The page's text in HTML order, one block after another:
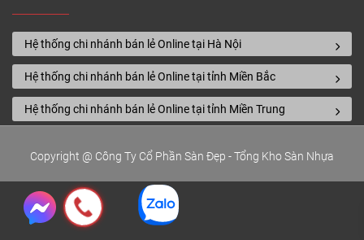
Hệ thống chi nhánh bán lẻ Online tại Hà Nội
Hệ thống chi nhánh bán lẻ Online tại tỉnh Miền Bắc
Hệ thống chi nhánh bán lẻ Online tại tỉnh Miền Trung
Copyright @ Công Ty Cổ Phần Sàn Đẹp - Tổng Kho Sàn Nhựa